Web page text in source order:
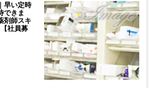
早い定時
できま
剤師スキ
社員募